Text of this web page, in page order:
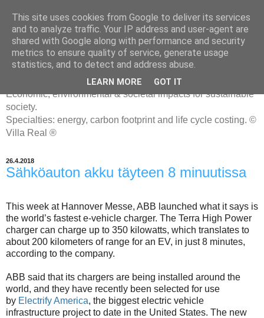
ENERGIATYHMYRIT
Economic, environmental & societal impacts for sustainable
society.
Specialties: energy, carbon footprint and life cycle costing. ©
Villa Real ®
26.4.2018
Sähköauton akku täyteen 8 minuutissa
This week at Hannover Messe, ABB launched what it says is
the world’s fastest e-vehicle charger. The Terra High Power
charger can charge up to 350 kilowatts, which translates to
about 200 kilometers of range for an EV, in just 8 minutes,
according to the company.
ABB said that its chargers are being installed around the
world, and they have recently been selected for use
by Electrify America, the biggest electric vehicle
infrastructure project to date in the United States. The new
This site uses cookies from Google to deliver its services
and to analyze traffic. Your IP address and user-agent are
shared with Google along with performance and security
metrics to ensure quality of service, generate usage
statistics, and to detect and address abuse.
LEARN MORE GOT IT